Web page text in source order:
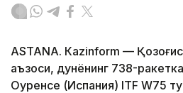
ASTANА. Кazinform —
аъзоси, дунёнинг 738-
Оуренсе (Испания) ITF W75